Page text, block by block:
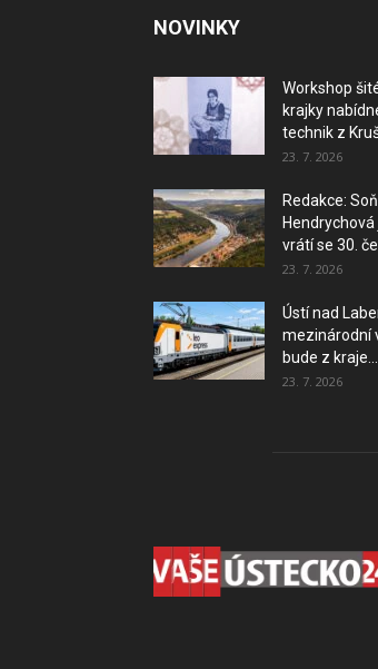
NOVINKY
Workshop
krajky
technik z
23. 7. 2026
Redakce:
vrátí se 30.
23. 7. 2026
Ústí nad
mezinárodní
bude z kraje...
23. 7. 2026